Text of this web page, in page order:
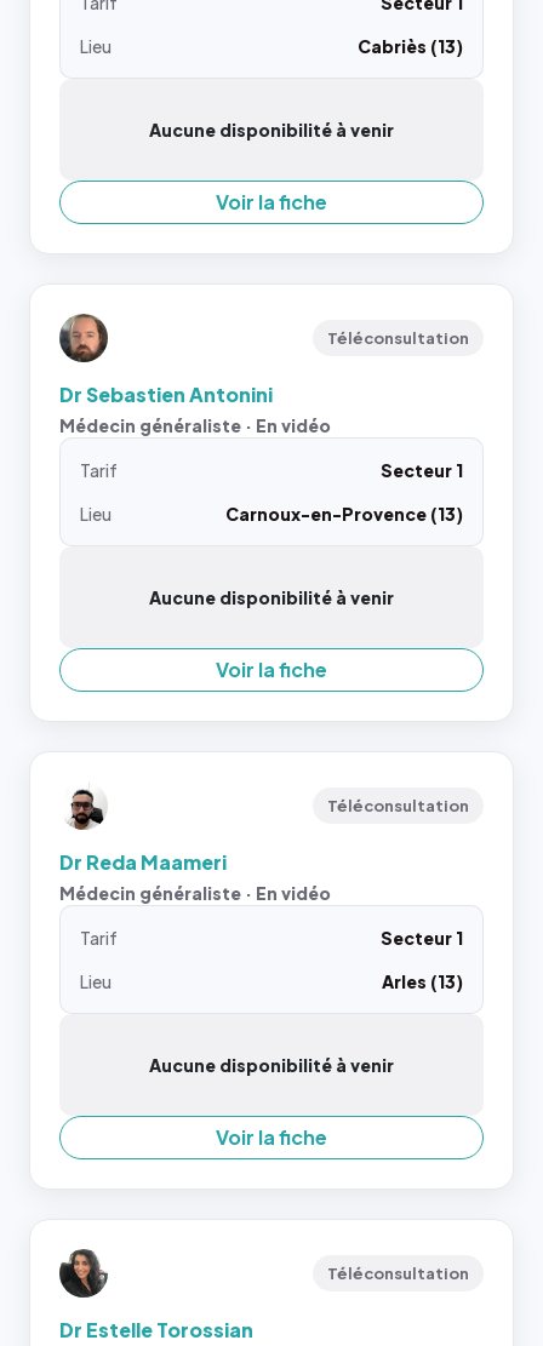
Lieu
Cabriès (13)
Aucune disponibilité à venir
Voir la fiche
Téléconsultation
Dr Sebastien Antonini
Médecin généraliste · En vidéo
Tarif
Secteur 1
Lieu
Carnoux-en-Provence (13)
Aucune disponibilité à venir
Voir la fiche
Téléconsultation
Dr Reda Maameri
Médecin généraliste · En vidéo
Tarif
Secteur 1
Lieu
Arles (13)
Aucune disponibilité à venir
Voir la fiche
Téléconsultation
Dr Estelle Torossian